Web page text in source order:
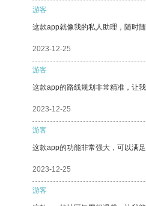
游客
这款app就像我的私人助理，随时
2023-12-25
游客
这款app的路线规划非常精准，让
2023-12-25
游客
这款app的功能非常强大，可以满
2023-12-25
游客